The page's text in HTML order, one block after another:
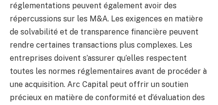
réglementations peuvent également avoir des
répercussions sur les M&A. Les exigences en matière
de solvabilité et de transparence financière peuvent
rendre certaines transactions plus complexes. Les
entreprises doivent s’assurer qu’elles respectent
toutes les normes réglementaires avant de procéder à
une acquisition. Arc Capital peut offrir un soutien
précieux en matière de conformité et d’évaluation des